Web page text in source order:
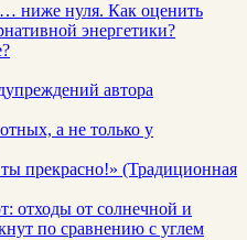
ниже нуля. Как оценить
энергетики?
автора
а не только у
прекрасно!» (Традиционная
отходы от солнечной и
по сравнению с углем